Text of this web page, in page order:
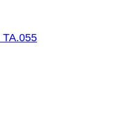
TA.055